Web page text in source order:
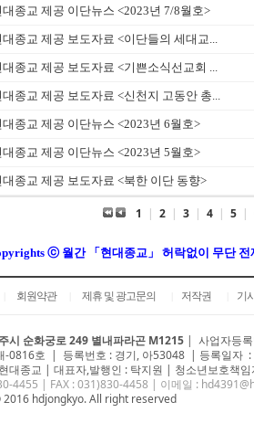
대종교 제공 이단뉴스 <2023년 7/8월호>
대종교 제공 보도자료 <이단들의 세대교...
대종교 제공 보도자료 <기쁜소식선교회 ...
대종교 제공 보도자료 <신천지 고동안 총...
대종교 제공 이단뉴스 <2023년 6월호>
대종교 제공 이단뉴스 <2023년 5월호>
대종교 제공 보도자료 <북한 이단 동향>
1 | 2 | 3 | 4 | 5 |
ⓒ 월간 「현대종교」 허락없이 무단 전
회원약관 제휴 및 광고문의 저작권 기
시 순화궁로 249 별내파라곤 M1215 | 사업자등
-0816호 | 등록번호 : 경기, 아53048 | 등록일자 :
대종교 | 대표자,발행인 : 탁지원 | 청소년보호책
4455 | FAX : 031)830-4458 | 이메일 :
hdjongkyo. All right reserved